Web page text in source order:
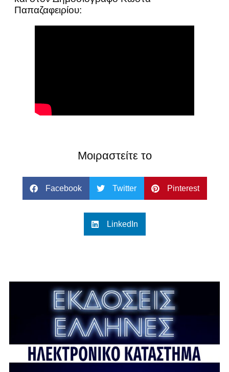
Παπαζαφειρίου:
Μοιραστείτε το
Facebook Twitter Pinterest
LinkedIn